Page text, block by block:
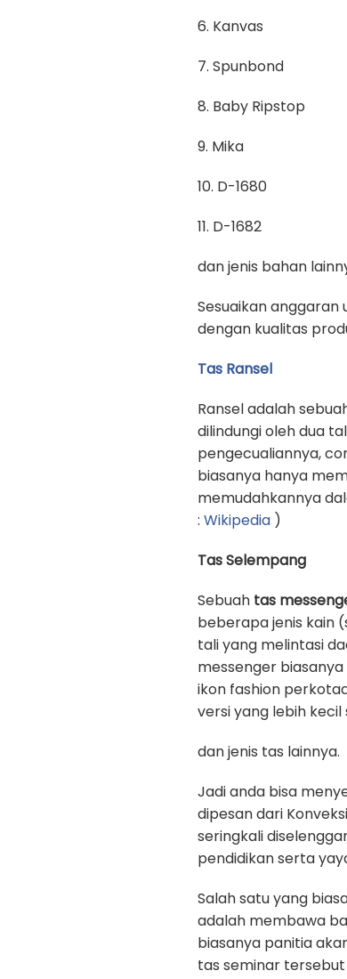
6. Kanvas
7. Spunbond
8. Baby Ripstop
9. Mika
10. D-1680
11. D-1682
dan jenis bahan
Sesuaikan
dengan kualitas
Tas Ransel
Ransel adalah
dilindungi oleh dua
pengecualiannya,
biasanya hanya
memudahkannya
: Wikipedia )
Tas Selempang
Sebuah tas
beberapa jenis kain
tali yang melintasi
messenger
ikon fashion
versi yang lebih kecil
dan jenis tas lainnya.
Jadi anda bisa
dipesan dari
seringkali
pendidikan serta
Salah satu yang
adalah membawa
biasanya panitia
tas seminar